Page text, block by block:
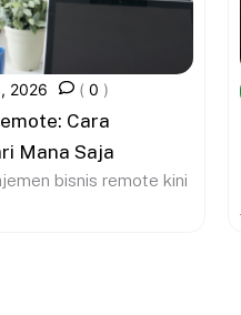
2026 ( 0 )
Cara
Mana Saja
bisnis remote kini